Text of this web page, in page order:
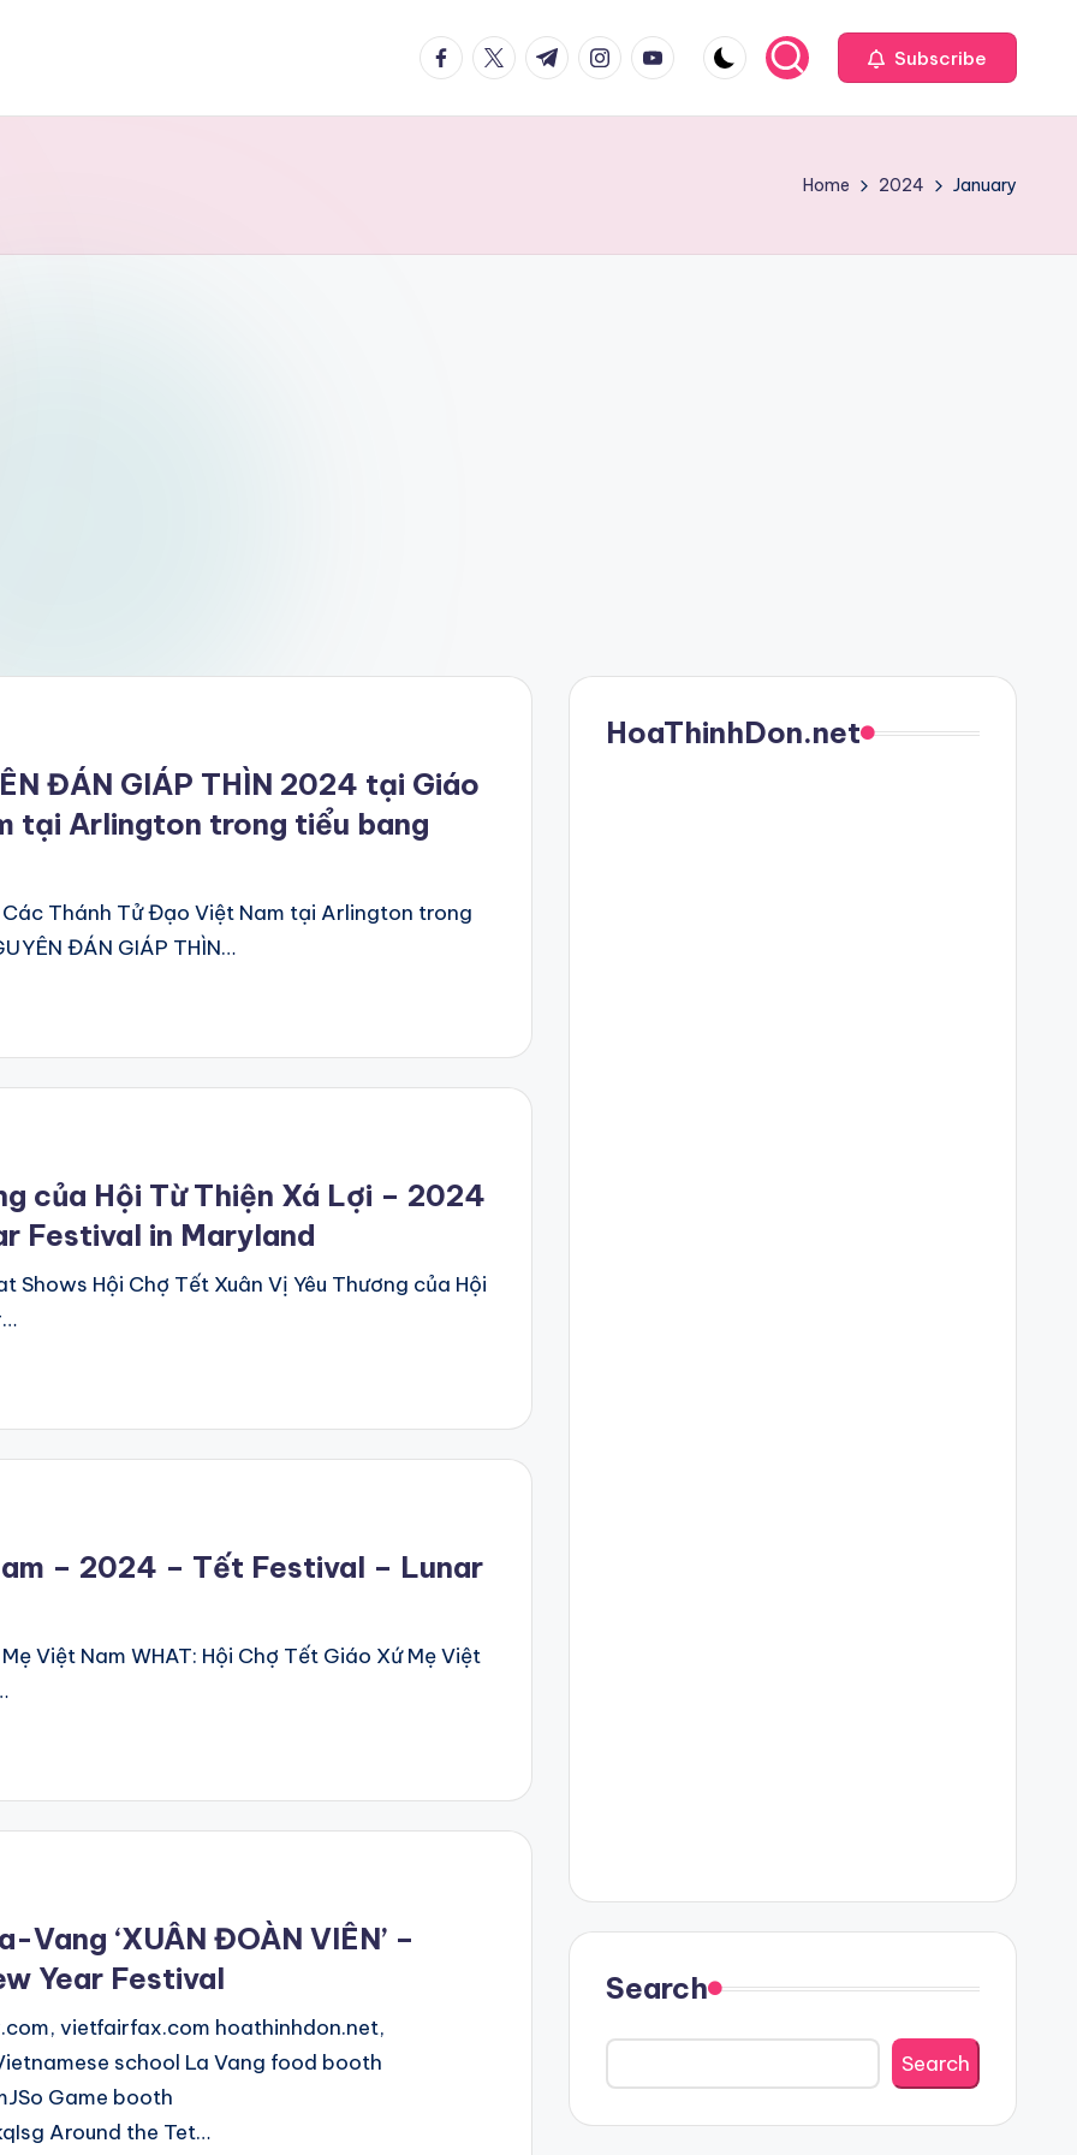
facebook.com
twitter.com
t.me instagram.com
youtube.com Subscribe
Home 2024 January
ĐÁN GIÁP THÌN 2024 tại Giáo
tại Arlington trong tiểu bang
Thánh Tử Đạo Việt Nam tại Arlington trong
ĐÁN GIÁP THÌN…
của Hội Từ Thiện Xá Lợi – 2024
Festival in Maryland
Hội Chợ Tết Xuân Vị Yêu Thương của Hội
– 2024 – Tết Festival – Lunar
Việt Nam WHAT: Hội Chợ Tết Giáo Xứ Mẹ Việt
‘XUÂN ĐOÀN VIÊN’ –
Year Festival
vietfairfax.com hoathinhdon.net,
school La Vang food booth
Game booth
Around the Tet…
HoaThinhDon.net
Search
Search